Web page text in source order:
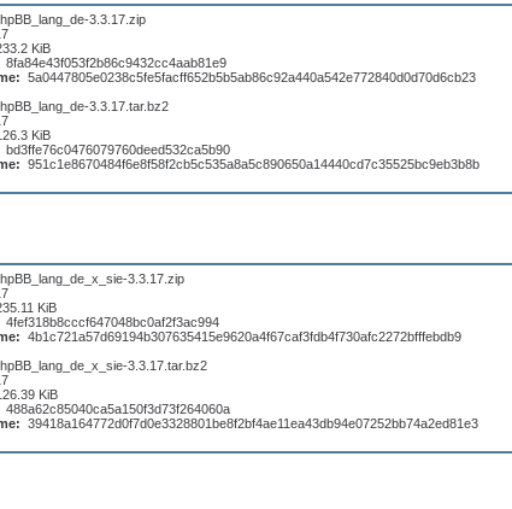
3.3.17.zip
KiB
8fa84e43f053f2b86c9432cc4aab81e9
5a0447805e0238c5fe5facff652b5b5ab86c92a440a542e772840d0d70d6cb23
3.3.17.tar.bz2
KiB
bd3ffe76c0476079760deed532ca5b90
951c1e8670484f6e8f58f2cb5c535a8a5c890650a14440cd7c35525bc9eb3b8b
3.3.17.zip
KiB
4fef318b8cccf647048bc0af2f3ac994
4b1c721a57d69194b307635415e9620a4f67caf3fdb4f730afc2272bfffebdb9
3.3.17.tar.bz2
KiB
488a62c85040ca5a150f3d73f264060a
39418a164772d0f7d0e3328801be8f2bf4ae11ea43db94e07252bb74a2ed81e3